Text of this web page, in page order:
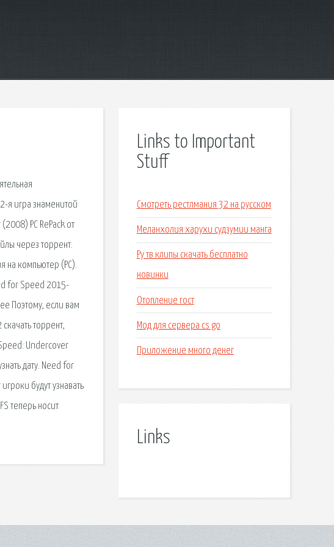
я игра знаменитой
PC RePack от
через торрент.
на компьютер (PC).
for Speed 2015-
Поэтому, если вам
торрент,
Undercover
дату. Need for
будут узнавать
теперь носит
Links to Important
Stuff
Смотреть рестлмания 32 на русском
Меланхолия харухи судзумии манга
Ру тв клипы скачать бесплатно
новинки
Отопление гост
Мод для сервера cs go
Приложение много денег
Links